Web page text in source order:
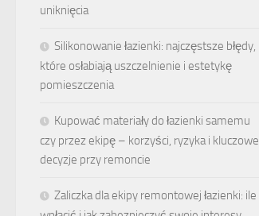
uniknięcia
Silikonowanie łazienki: najczęstsze błędy,
które osłabiają uszczelnienie i estetykę
pomieszczenia
Kupować materiały do łazienki samemu
czy przez ekipę – korzyści, ryzyka i kluczowe
decyzje przy remoncie
Zaliczka dla ekipy remontowej łazienki: ile